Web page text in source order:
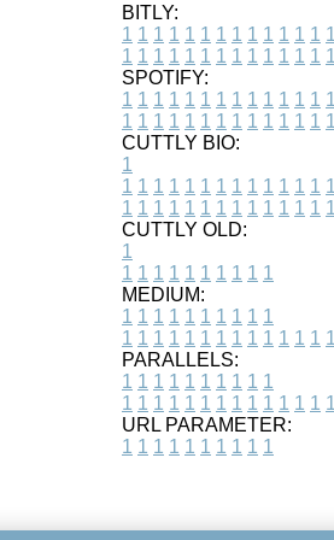
BITLY:
1 1 1 1 1 1 1 1 1 1 1 1 1 1
1 1 1 1 1 1 1 1 1 1 1 1 1 1
SPOTIFY:
1 1 1 1 1 1 1 1 1 1 1 1 1 1
1 1 1 1 1 1 1 1 1 1 1 1 1 1
CUTTLY BIO:
1
1 1 1 1 1 1 1 1 1 1 1 1 1 1
1 1 1 1 1 1 1 1 1 1 1 1 1 1
CUTTLY OLD:
1
1 1 1 1 1 1 1 1 1 1
MEDIUM:
1 1 1 1 1 1 1 1 1 1
1 1 1 1 1 1 1 1 1 1 1 1 1 1
PARALLELS:
1 1 1 1 1 1 1 1 1 1
1 1 1 1 1 1 1 1 1 1 1 1 1 1
URL PARAMETER:
1 1 1 1 1 1 1 1 1 1